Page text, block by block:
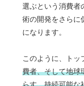
選ぶという消費者
術の開発をさらに
になります。
このように、トッ
費者、そして地球